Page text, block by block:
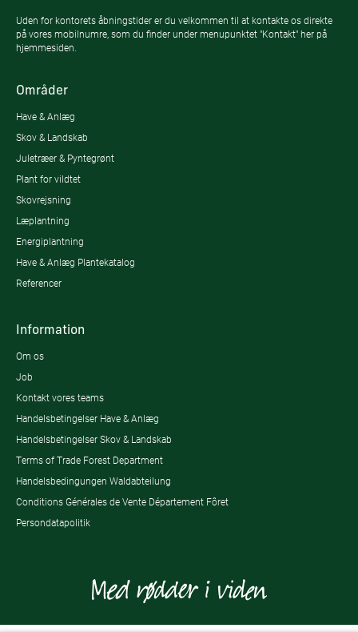
Uden for kontorets åbningstider er du velkommen til at kontakte os direkte
på vores mobilnumre, som du finder under menupunktet "Kontakt" her på
hjemmesiden.
Områder
Have & Anlæg
Skov & Landskab
Juletræer & Pyntegrønt
Plant for vildtet
Skovrejsning
Læplantning
Energiplantning
Have & Anlæg Plantekatalog
Referencer
Information
Om os
Job
Kontakt vores teams
Handelsbetingelser Have & Anlæg
Handelsbetingelser Skov & Landskab
Terms of Trade Forest Department
Handelsbedingungen Waldabteilung
Conditions Générales de Vente Département Fôret
Persondatapolitik